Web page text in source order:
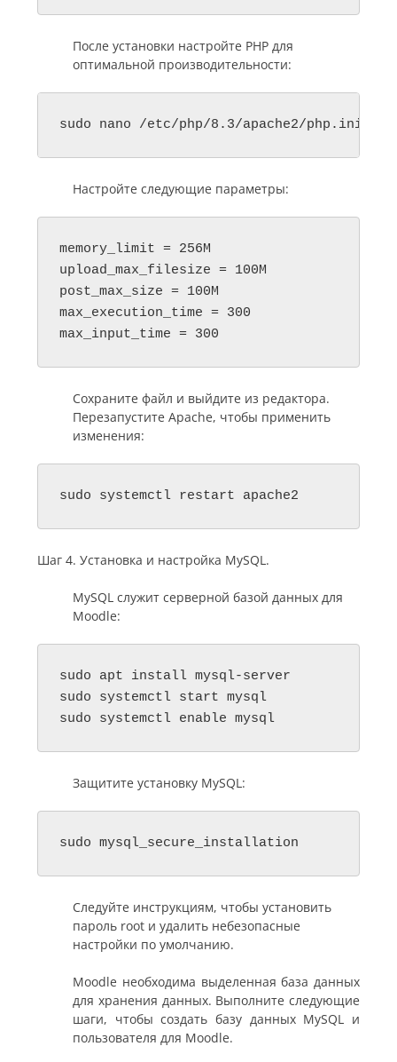
После установки настройте PHP для
оптимальной производительности:
sudo nano /etc/php/8.3/apache2/php.ini
Настройте следующие параметры:
memory_limit = 256M
upload_max_filesize = 100M
post_max_size = 100M
max_execution_time = 300
max_input_time = 300
Сохраните файл и выйдите из редактора.
Перезапустите Apache, чтобы применить
изменения:
sudo systemctl restart apache2
Шаг 4. Установка и настройка MySQL.
MySQL служит серверной базой данных для
Moodle:
sudo apt install mysql-server
sudo systemctl start mysql
sudo systemctl enable mysql
Защитите установку MySQL:
sudo mysql_secure_installation
Следуйте инструкциям, чтобы установить
пароль root и удалить небезопасные
настройки по умолчанию.
Moodle необходима выделенная база данных
для хранения данных. Выполните следующие
шаги, чтобы создать базу данных MySQL и
пользователя для Moodle.